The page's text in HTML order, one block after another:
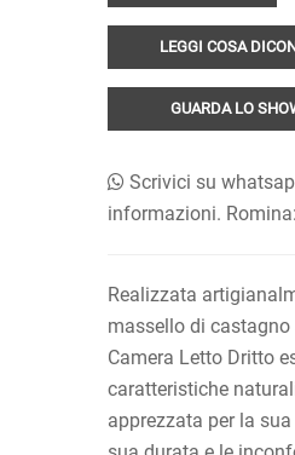
LEGGI COSA
GUARDA LO
Scrivici su
informazioni.
Realizzata
massello di castagno
Camera Letto Dritto
caratteristiche
apprezzata per la